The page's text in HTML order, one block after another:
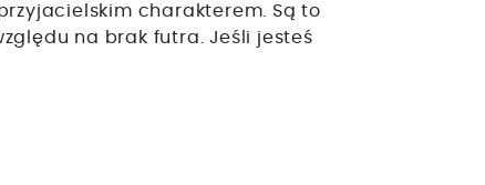
charakterem. Są to
na brak futra. Jeśli jesteś